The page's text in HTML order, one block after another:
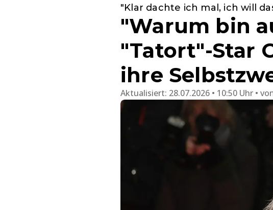
"Klar dachte ich mal, ich will
"Warum bin
"Tatort"-Star
ihre
Aktualisiert: 28.07.2026 • 10:50 Uhr